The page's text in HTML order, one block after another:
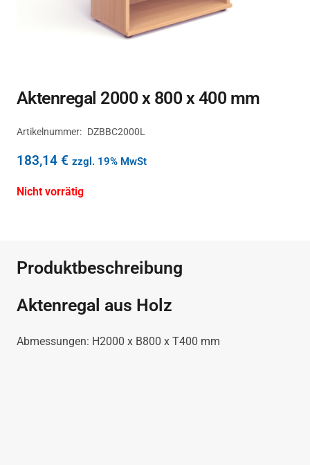
Aktenregal 2000 x 800 x 400 mm
Artikelnummer: DZBBC2000L
183,14 € zzgl. 19% MwSt
Nicht vorrätig
Produktbeschreibung
Aktenregal aus Holz
Abmessungen: H2000 x B800 x T400 mm